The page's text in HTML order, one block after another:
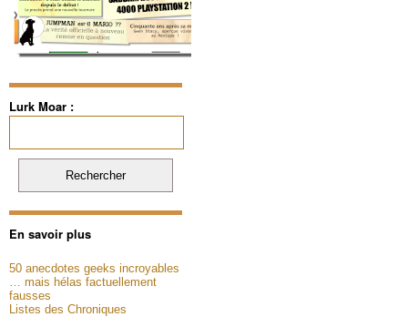
Lurk Moar :
En savoir plus
50 anecdotes geeks incroyables
… mais hélas factuellement
fausses
Listes des Chroniques